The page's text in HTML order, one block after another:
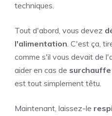
techniques.
Tout d'abord, vous devez
l'alimentation. C'est ça,
comme s'il vous devait de
aider en cas de surchauffe
est tout simplement têtu.
Maintenant, laissez-le